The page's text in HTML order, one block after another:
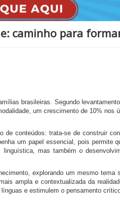
caminho para
brasileiras. Segundo
um crescimento de 10% nos
de conteúdos: trata-se de construir
um papel essencial, pois permite
mas também o
explorando um mesmo
ampla e contextualizada da
e estimulem o pensamento